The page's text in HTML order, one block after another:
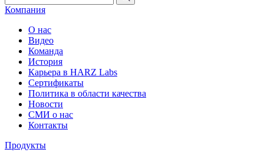
Компания
О нас
Видео
Команда
История
Карьера в HARZ Labs
Сертификаты
Политика в области качества
Новости
СМИ о нас
Контакты
Продукты